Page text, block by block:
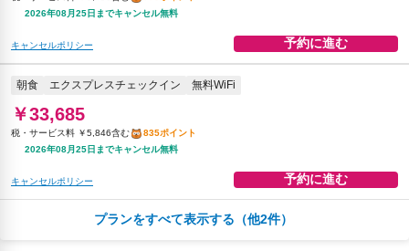
2026年08月25日までキャンセル無料
キャンセルポリシー 予約に進む
朝食 エクスプレスチェックイン 無料WiFi
￥33,685
税・サービス料 ￥5,846含む
835ポイント
2026年08月25日までキャンセル無料
キャンセルポリシー 予約に進む
エクスプレスチェックイン 無料WiFi
プランをすべて表示する（他2件）